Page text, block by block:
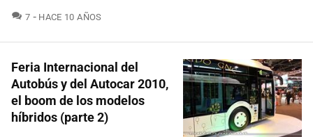
7 COMENTARIOS
HACE 10 AÑOS
Feria Internacional del
Autobús y del Autocar 2010,
el boom de los modelos
híbridos (parte 2)